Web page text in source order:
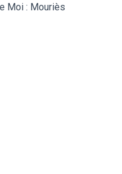
Moi : Mouriès